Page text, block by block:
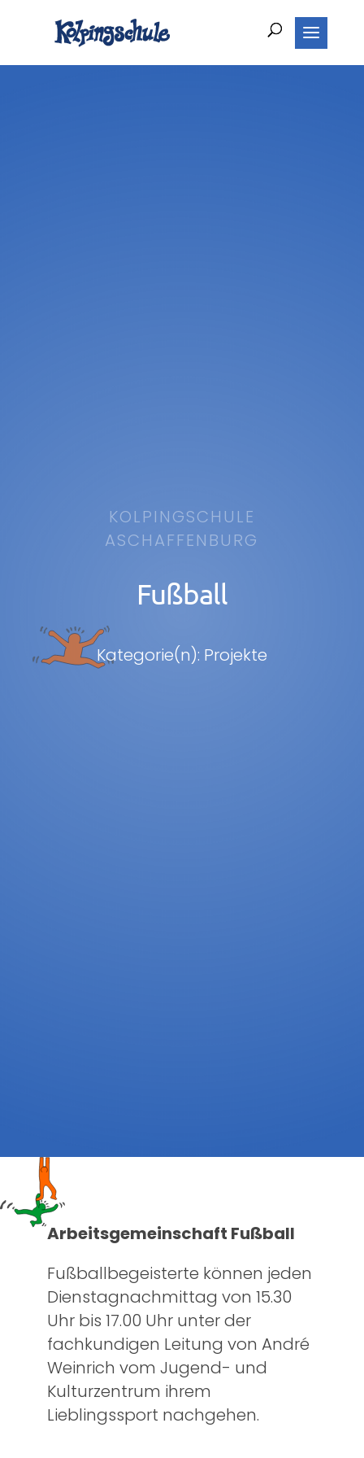
KOLPINGSCHULE
ASCHAFFENBURG
Fußball
Kategorie(n): Projekte
Arbeitsgemeinschaft Fußball
Fußballbegeisterte können jeden
Dienstagnachmittag von 15.30
Uhr bis 17.00 Uhr unter der
fachkundigen Leitung von André
Weinrich vom Jugend- und
Kulturzentrum ihrem
Lieblingssport nachgehen.